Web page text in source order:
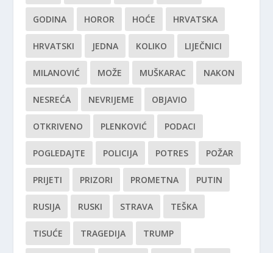
GODINA HOROR HOĆE HRVATSKA
HRVATSKI JEDNA KOLIKO LIJEČNICI
MILANOVIĆ MOŽE MUŠKARAC NAKON
NESREĆA NEVRIJEME OBJAVIO
OTKRIVENO PLENKOVIĆ PODACI
POGLEDAJTE POLICIJA POTRES POŽAR
PRIJETI PRIZORI PROMETNA PUTIN
RUSIJA RUSKI STRAVA TEŠKA
TISUĆE TRAGEDIJA TRUMP